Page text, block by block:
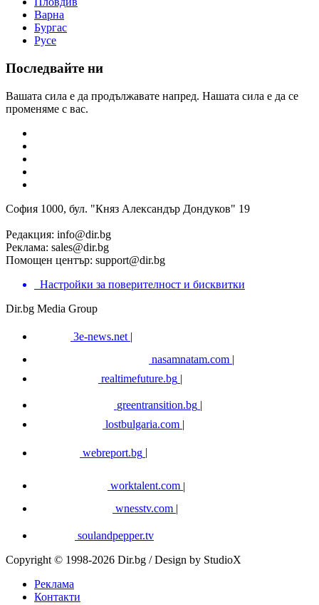
Варна
Бургас
Русе
Последвайте ни
Вашата сила е да продължавате напред. Нашата сила е да се
променяме с вас.
София 1000, бул. "Княз Александър Дондуков" 19
Редакция: info@dir.bg
Реклама: sales@dir.bg
Помощен център: support@dir.bg
Настройки за поверителност и бисквитки
Dir.bg Media Group
3e-news.net |
nasamnatam.com |
realtimefuture.bg |
greentransition.bg |
lostbulgaria.com |
webreport.bg
worktalent.com |
wnesstv.com |
soulandpepper.tv
Copyright © 1998-2026 Dir.bg / Design by StudioX
Реклама
Контакти